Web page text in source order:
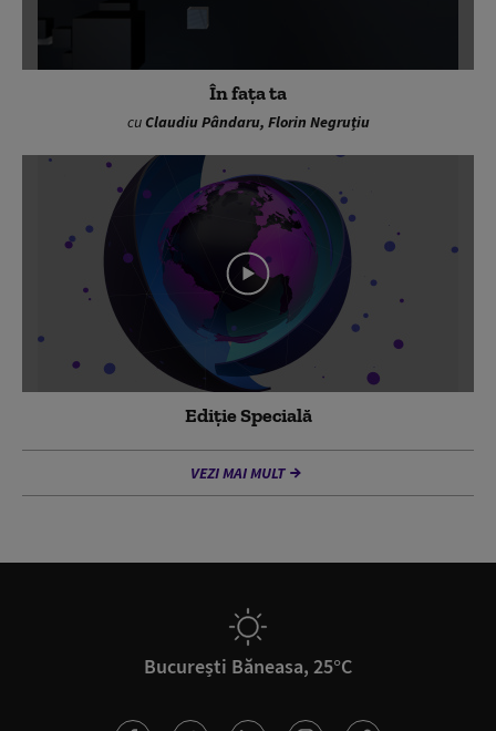
În fața ta
cu Claudiu Pândaru, Florin Negruțiu
Ediție Specială
VEZI MAI MULT
București Băneasa, 25°C